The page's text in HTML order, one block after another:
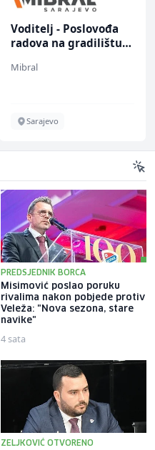
Voditelj - Poslovođa
radova na gradilištu
Mibral
Sarajevo
PREDSJEDNIK BORCA
Misimović poslao poruku
rivalima nakon pobjede protiv
Veleža: "Nova sezona, stare
navike"
4 sata
ZELJKOVIĆ OTVORENO